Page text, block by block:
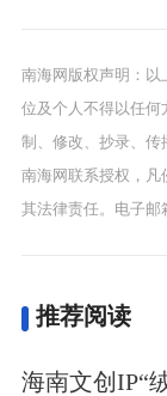
南海网版权声明：以
位及个人不得以任何
制、修改、抄录、传
南海网联系授权，凡
其法律责任。电子邮
推荐阅读
海南文创IP“